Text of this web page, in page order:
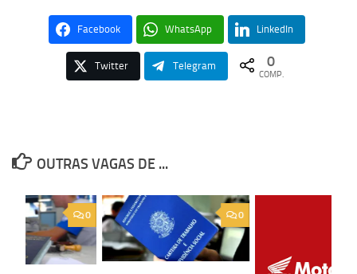
Facebook WhatsApp LinkedIn
Twitter Telegram 0
COMP.
OUTRAS VAGAS DE ...
0
0